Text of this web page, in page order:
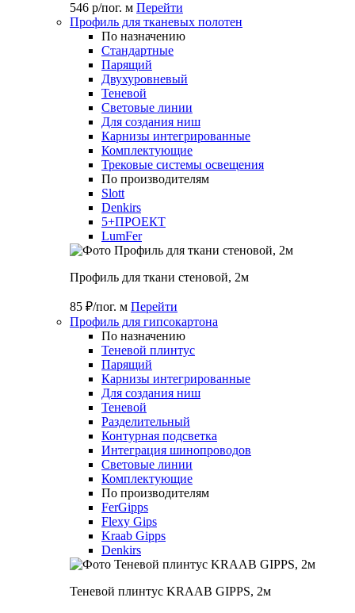
546 р/пог. м Перейти
Профиль для тканевых полотен
По назначению
Стандартные
Парящий
Двухуровневый
Теневой
Световые линии
Для создания ниш
Карнизы интегрированные
Комплектующие
Трековые системы освещения
По производителям
Slott
Denkirs
5+ПРОЕКТ
LumFer
Профиль для ткани стеновой, 2м
85 ₽/пог. м Перейти
Профиль для гипсокартона
По назначению
Теневой плинтус
Парящий
Карнизы интегрированные
Для создания ниш
Теневой
Разделительный
Контурная подсветка
Интеграция шинопроводов
Световые линии
Комплектующие
По производителям
FerGipps
Flexy Gips
Kraab Gipps
Denkirs
Теневой плинтус KRAAB GIPPS, 2м